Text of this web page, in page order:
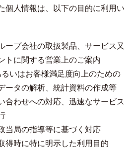
個人情報は、以下の目的に利用い
ープ会社の取扱製品、サービス又
トに関する営業上のご案内
いはお客様満足度向上のための
ータの解析、統計資料の作成等
合わせへの対応、迅速なサービス
当局の指導等に基づく対応
得時に特に明示した利用目的